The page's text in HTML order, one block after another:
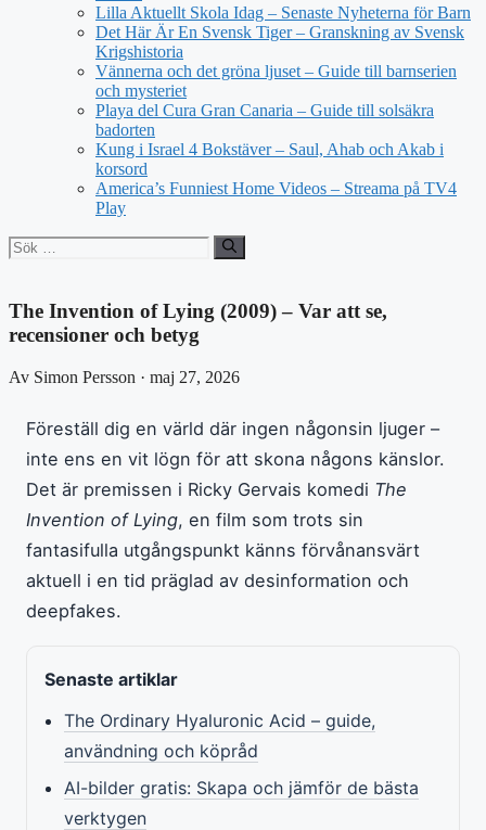
Lilla Aktuellt Skola Idag – Senaste Nyheterna för Barn
Det Här Är En Svensk Tiger – Granskning av Svensk
Krigshistoria
Vännerna och det gröna ljuset – Guide till barnserien
och mysteriet
Playa del Cura Gran Canaria – Guide till solsäkra
badorten
Kung i Israel 4 Bokstäver – Saul, Ahab och Akab i
korsord
America’s Funniest Home Videos – Streama på TV4
Play
Sök
efter:
The Invention of Lying (2009) – Var att se,
recensioner och betyg
Av Simon Persson · maj 27, 2026
Föreställ dig en värld där ingen någonsin ljuger –
inte ens en vit lögn för att skona någons känslor.
Det är premissen i Ricky Gervais komedi The
Invention of Lying, en film som trots sin
fantasifulla utgångspunkt känns förvånansvärt
aktuell i en tid präglad av desinformation och
deepfakes.
Senaste artiklar
The Ordinary Hyaluronic Acid – guide,
användning och köpråd
AI-bilder gratis: Skapa och jämför de bästa
verktygen